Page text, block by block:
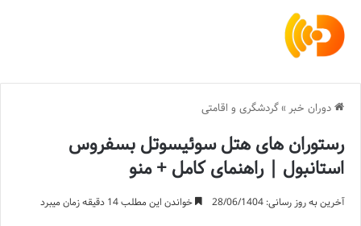
دوران خبر »گردشگری و اقامتی
رستوران های هتل سوئیسوتل بسفروس
استانبول | راهنمای کامل + منو
آخرین به روز رسانی: 28/06/1404 خواندن این مطلب 14 دقیقه زمان میبرد